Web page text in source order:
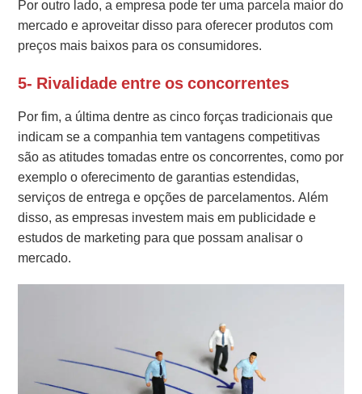
Por outro lado, a empresa pode ter uma parcela maior do
mercado e aproveitar disso para oferecer produtos com
preços mais baixos para os consumidores.
5- Rivalidade entre os concorrentes
Por fim, a última dentre as cinco forças tradicionais que
indicam se a companhia tem vantagens competitivas
são as atitudes tomadas entre os concorrentes, como por
exemplo o oferecimento de garantias estendidas,
serviços de entrega e opções de parcelamentos. Além
disso, as empresas investem mais em publicidade e
estudos de marketing para que possam analisar o
mercado.